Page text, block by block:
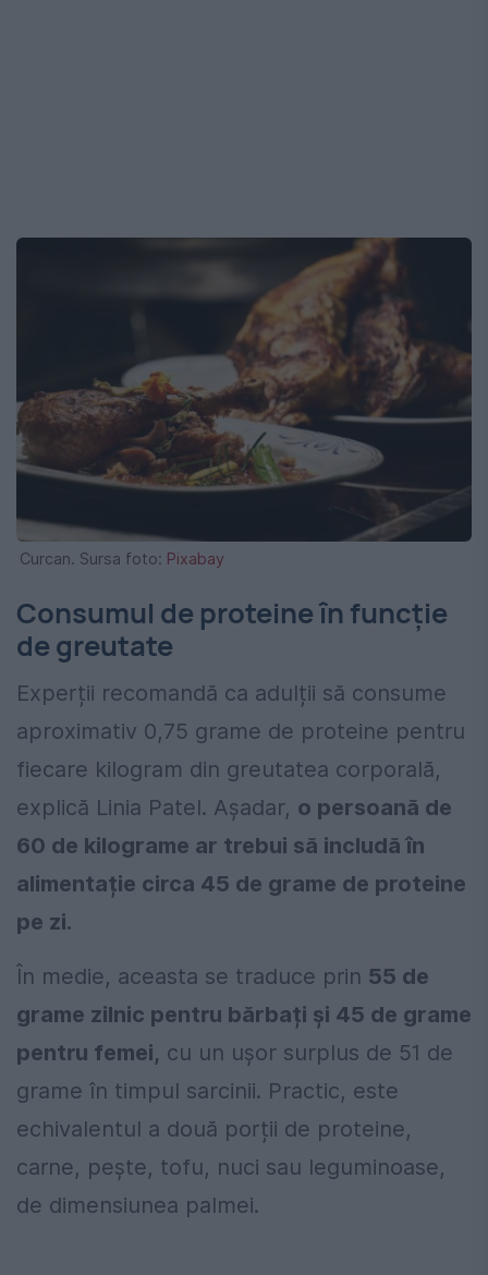
Curcan. Sursa foto: Pixabay
Consumul de proteine în funcție
de greutate
Experții recomandă ca adulții să consume
aproximativ 0,75 grame de proteine pentru
fiecare kilogram din greutatea corporală,
explică Linia Patel. Așadar, o persoană de
60 de kilograme ar trebui să includă în
alimentație circa 45 de grame de proteine
pe zi.
În medie, aceasta se traduce prin 55 de
grame zilnic pentru bărbați și 45 de grame
pentru femei, cu un ușor surplus de 51 de
grame în timpul sarcinii. Practic, este
echivalentul a două porții de proteine,
carne, pește, tofu, nuci sau leguminoase,
de dimensiunea palmei.